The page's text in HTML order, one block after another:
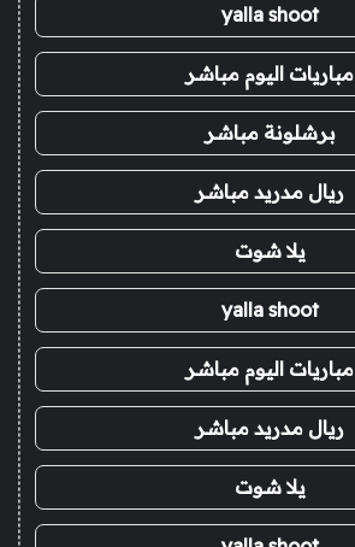
yalla shoot
مباريات اليوم مباشر
برشلونة مباشر
ريال مدريد مباشر
يلا شوت
yalla shoot
مباريات اليوم مباشر
ريال مدريد مباشر
يلا شوت